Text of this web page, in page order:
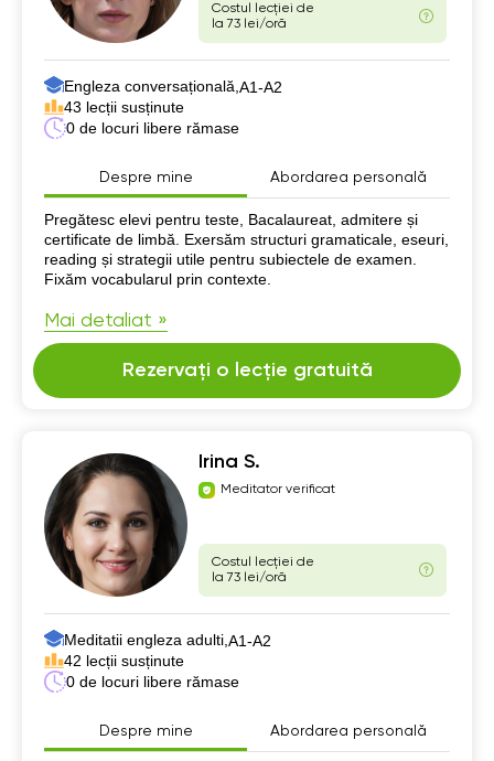
Costul lecției de
la 73 lei/oră
Engleza conversațională, А1-А2
43 lecții susținute
0 de locuri libere rămase
Despre mine Abordarea personală
Despre mine
Pregătesc elevi pentru teste, Bacalaureat, admitere și
certificate de limbă. Exersăm structuri gramaticale, eseuri,
reading și strategii utile pentru subiectele de examen.
Fixăm vocabularul prin contexte.
Mai detaliat »
Rezervați o lecție gratuită
Irina S.
Meditator verificat
Costul lecției de
la 73 lei/oră
Meditatii engleza adulti, А1-А2
42 lecții susținute
0 de locuri libere rămase
Despre mine Abordarea personală